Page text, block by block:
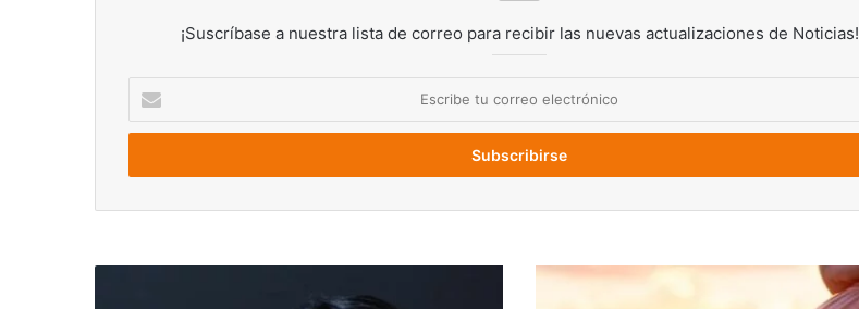
¡Suscríbase a nuestra lista de correo para recibir las nuevas actualizaciones de Noticias!
correo
Superar